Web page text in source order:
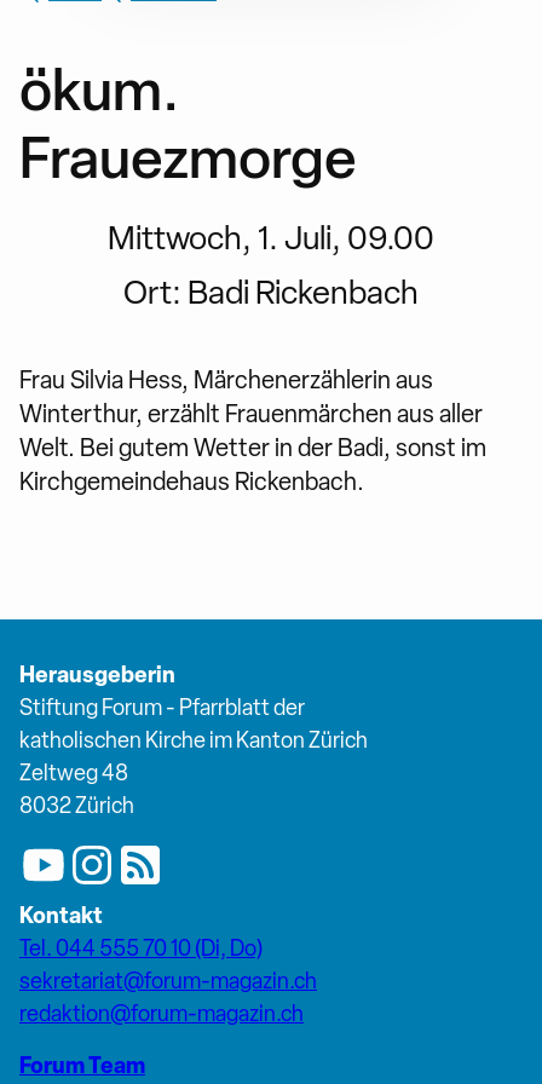
ökum.
Frauezmorge
Mittwoch, 1. Juli, 09.00
Ort: Badi Rickenbach
Frau Silvia Hess, Märchenerzählerin aus
Winterthur, erzählt Frauenmärchen aus aller
Welt. Bei gutem Wetter in der Badi, sonst im
Kirchgemeindehaus Rickenbach.
Herausgeberin
Stiftung Forum - Pfarrblatt der
katholischen Kirche im Kanton Zürich
Zeltweg 48
8032 Zürich
Kontakt
Tel. 044 555 70 10 (Di, Do)
sekretariat@forum-magazin.ch
redaktion@forum-magazin.ch
Forum Team